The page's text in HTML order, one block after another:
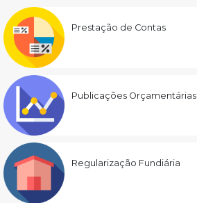
Prestação de Contas
Publicações Orçamentárias
Regularização Fundiária